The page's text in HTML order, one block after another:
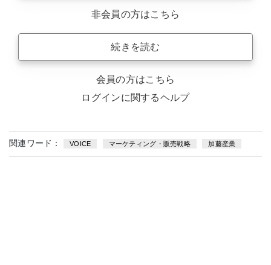
非会員の方はこちら
続きを読む
会員の方はこちら
ログインに関するヘルプ
関連ワード： VOICE マーケティング・販売戦略 加藤産業